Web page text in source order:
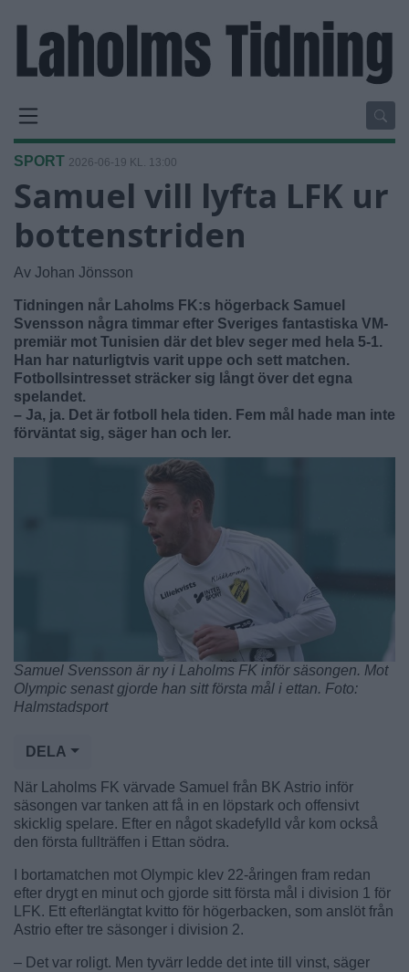
SPORT 2026-06-19 KL. 13:00
Samuel vill lyfta LFK ur
bottenstriden
Av Johan Jönsson
Tidningen når Laholms FK:s högerback Samuel
Svensson några timmar efter Sveriges fantastiska VM-
premiär mot Tunisien där det blev seger med hela 5-1.
Han har naturligtvis varit uppe och sett matchen.
Fotbollsintresset sträcker sig långt över det egna
spelandet.
– Ja, ja. Det är fotboll hela tiden. Fem mål hade man inte
förväntat sig, säger han och ler.
Samuel Svensson är ny i Laholms FK inför säsongen. Mot
Olympic senast gjorde han sitt första mål i ettan. Foto:
Halmstadsport
DELA
När Laholms FK värvade Samuel från BK Astrio inför
säsongen var tanken att få in en löpstark och offensivt
skicklig spelare. Efter en något skadefylld vår kom också
den första fullträffen i Ettan södra.
I bortamatchen mot Olympic klev 22-åringen fram redan
efter drygt en minut och gjorde sitt första mål i division 1 för
LFK. Ett efterlängtat kvitto för högerbacken, som anslöt från
Astrio efter tre säsonger i division 2.
– Det var roligt. Men tyvärr ledde det inte till vinst, säger